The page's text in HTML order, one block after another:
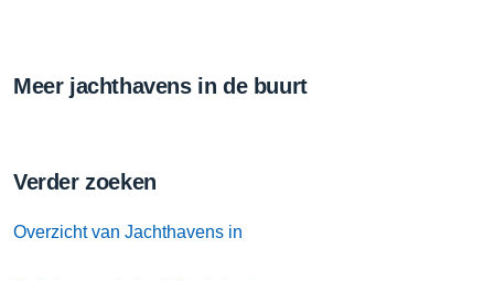
Meer jachthavens in de buurt
Verder zoeken
Overzicht van Jachthavens in